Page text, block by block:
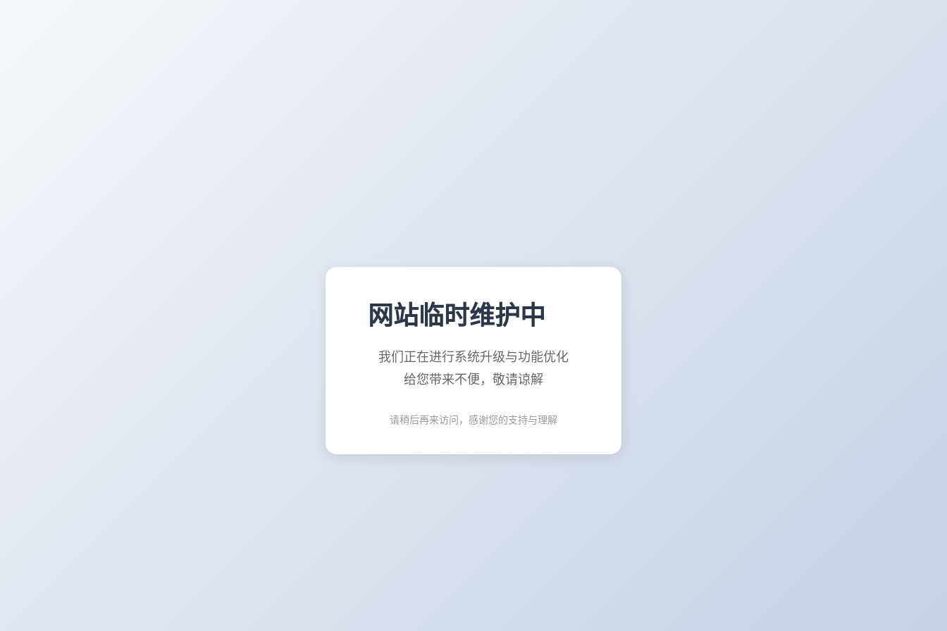
网站临时维护中
我们正在进行系统升级与功能优化
给您带来不便，敬请谅解
请稍后再来访问，感谢您的支持与理解